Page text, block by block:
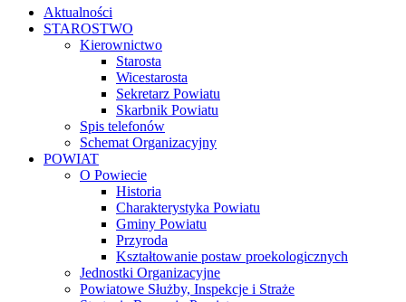
Aktualności
STAROSTWO
Kierownictwo
Starosta
Wicestarosta
Sekretarz Powiatu
Skarbnik Powiatu
Spis telefonów
Schemat Organizacyjny
POWIAT
O Powiecie
Historia
Charakterystyka Powiatu
Gminy Powiatu
Przyroda
Kształtowanie postaw proekologicznych
Jednostki Organizacyjne
Powiatowe Służby, Inspekcje i Straże